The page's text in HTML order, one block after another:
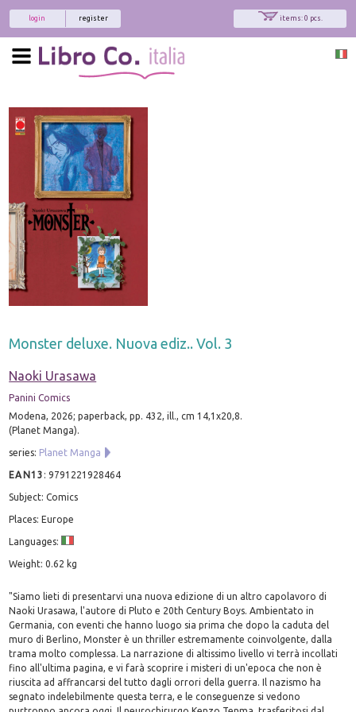
items: 0 pcs.
register
login
Monster deluxe. Nuova ediz.. Vol. 3
Naoki Urasawa
Panini Comics
Modena, 2026; paperback, pp. 432, ill., cm 14,1x20,8.
(Planet Manga).
series: Planet Manga
EAN13 :9791221928464
Subject: Comics
Places: Europe
Languages:
Weight: 0.62 kg
"Siamo lieti di presentarvi una nuova edizione di un altro capolavoro di
Naoki Urasawa, l'autore di Pluto e 20th Century Boys. Ambientato in
Germania, con eventi che hanno luogo sia prima che dopo la caduta del
muro di Berlino, Monster è un thriller estremamente coinvolgente, dalla
trama molto complessa. La narrazione di altissimo livello vi terrà incollati
fino all'ultima pagina, e vi farà scoprire i misteri di un'epoca che non è
riuscita ad affrancarsi del tutto dagli orrori della guerra. Il nazismo ha
segnato indelebilmente questa terra, e le conseguenze si vedono